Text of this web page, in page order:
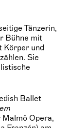
Tänzerin,
Bühne mit
Körper und
Sie
Ballet
Opera,